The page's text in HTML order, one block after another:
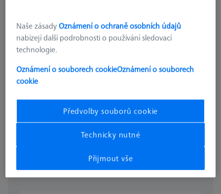
KONSTRUKČNÍ PRVKY
Upínací prvek pro V-Blok 120°
€ 120.99 bez DPH
Naše zásadyOznámení o ochraně osobních údajů
nabízejí další podrobnosti o používání sledovací
technologie.
Oznámení o souborech cookieOznámení o souborech
cookie
Předvolby souborů cookie
Technicky nutné
Přijmout vše